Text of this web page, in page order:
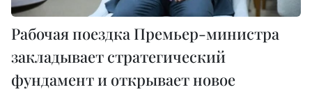
Рабочая поездка Премьер-министра
закладывает стратегический
фундамент и открывает новое